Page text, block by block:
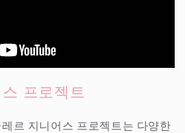
프로젝트
르 지니어스 프로젝트는 다양한